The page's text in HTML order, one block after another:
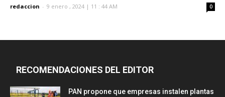
redaccion - 9 enero , 2024 | 11 : 44 AM 0
RECOMENDACIONES DEL EDITOR
PAN propone que empresas instalen plantas